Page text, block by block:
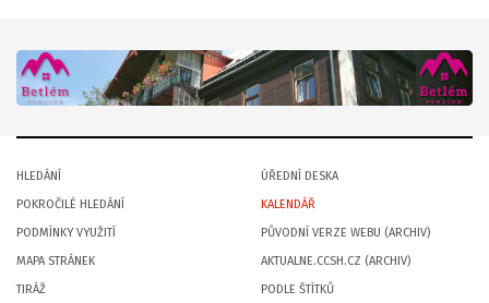
HLEDÁNÍ
POKROČILÉ HLEDÁNÍ
PODMÍNKY VYUŽITÍ
MAPA STRÁNEK
TIRÁŽ
ÚŘEDNÍ DESKA
KALENDÁŘ
PŮVODNÍ VERZE WEBU (ARCHIV)
AKTUALNE.CCSH.CZ (ARCHIV)
PODLE ŠTÍTKŮ